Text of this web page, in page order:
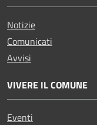
Notizie
Comunicati
Avvisi
VIVERE IL COMUNE
Eventi